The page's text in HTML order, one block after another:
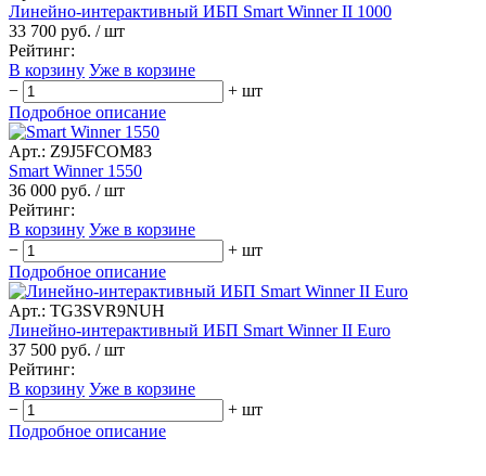
Линейно-интерактивный ИБП Smart Winner II 1000
33 700 руб. / шт
Рейтинг:
В корзину Уже в корзине
−
+ шт
Подробное описание
Арт.: Z9J5FCOM83
Smart Winner 1550
36 000 руб. / шт
Рейтинг:
В корзину Уже в корзине
−
+ шт
Подробное описание
Арт.: TG3SVR9NUH
Линейно-интерактивный ИБП Smart Winner II Euro
37 500 руб. / шт
Рейтинг:
В корзину Уже в корзине
−
+ шт
Подробное описание